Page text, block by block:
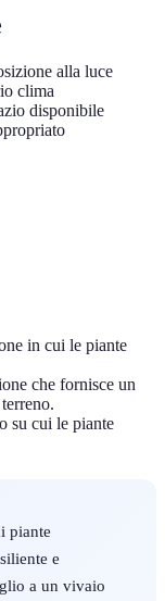
alla luce
clima
disponibile
in cui le piante
che fornisce un
su cui le piante
piante
e
a un vivaio